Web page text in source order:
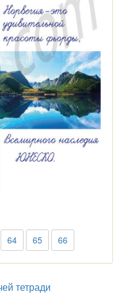
64 65 66
тетради